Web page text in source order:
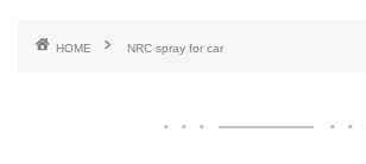
HOME NRC spray for car